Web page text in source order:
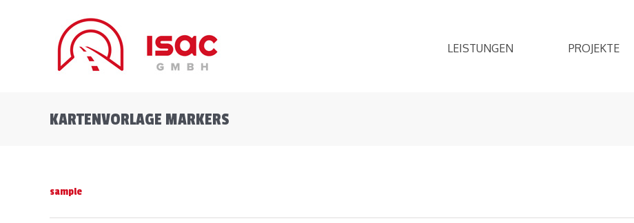
LEISTUNGEN PROJEKTE
KARTENVORLAGE MARKERS
sample